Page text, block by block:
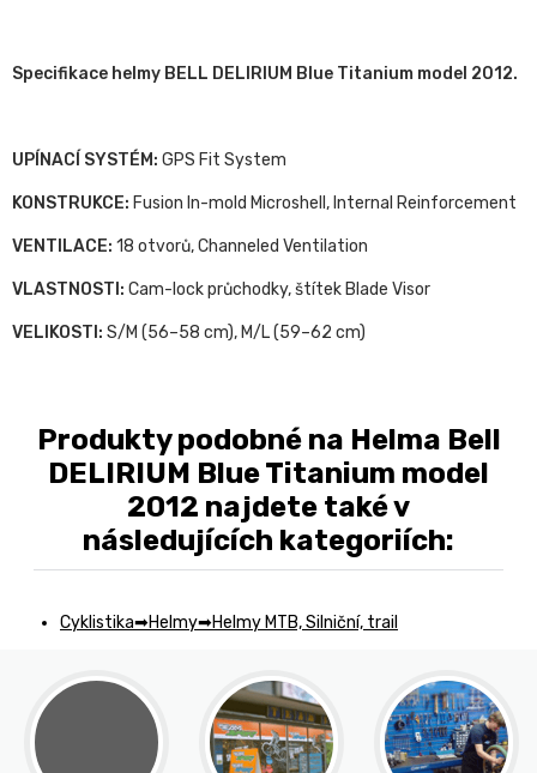
Specifikace helmy BELL DELIRIUM Blue Titanium model 2012.
UPÍNACÍ SYSTÉM: GPS Fit System
KONSTRUKCE: Fusion In-mold Microshell, Internal Reinforcement
VENTILACE: 18 otvorů, Channeled Ventilation
VLASTNOSTI: Cam-lock průchodky, štítek Blade Visor
VELIKOSTI: S/M (56–58 cm), M/L (59–62 cm)
Produkty podobné na Helma Bell
DELIRIUM Blue Titanium model
2012 najdete také v
následujících kategoriích:
Cyklistika Helmy Helmy MTB, Silniční, trail